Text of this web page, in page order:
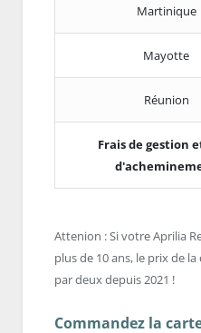
Martinique
Mayotte
Réunion
Frais de gestion
Attenion : Si votre Aprilia
plus de 10 ans, le prix de
par deux depuis 2021 !
Commandez la